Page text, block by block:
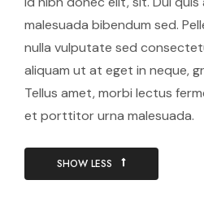
malesuada bibendum sed.
nulla vulputate sed
aliquam ut at eget in neque,
Tellus amet, morbi lectus
et porttitor urna malesuada.
SHOW LESS